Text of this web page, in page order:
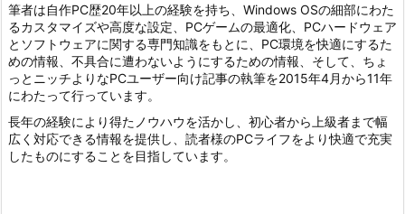
筆者は自作PC歴20年以上の経験を持ち、Windows OSの細部にわた
るカスタマイズや高度な設定、PCゲームの最適化、PCハードウェア
とソフトウェアに関する専門知識をもとに、PC環境を快適にするた
めの情報、不具合に遭わないようにするための情報、そして、ちょ
っとニッチよりなPCユーザー向け記事の執筆を2015年4月から11年
にわたって行っています。
長年の経験により得たノウハウを活かし、初心者から上級者まで幅
広く対応できる情報を提供し、読者様のPCライフをより快適で充実
したものにすることを目指しています。